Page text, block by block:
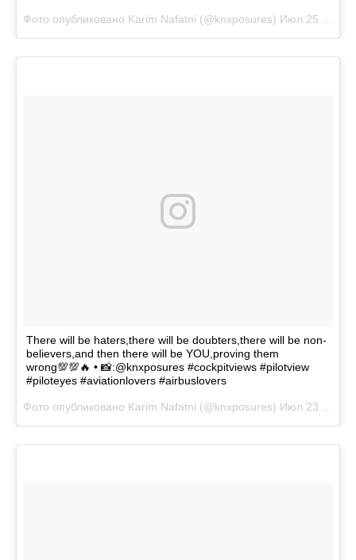
Фото опубликовано Karim Nafatni (@knxposures) Июл 25 2016 в 3:12 PDT
There will be haters,there will be doubters,there will be non-
believers,and then there will be YOU,proving them
wrong💯💯🔥 • 📸:@knxposures #cockpitviews #pilotview
#piloteyes #aviationlovers #airbuslovers
Фото опубликовано Karim Nafatni (@knxposures) Июл 23 2016 в 1:28 PDT